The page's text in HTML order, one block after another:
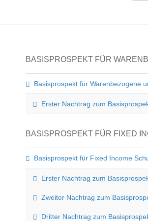
BASISPROSPEKT FÜR
Basisprospekt für Warenbezogene
Erster Nachtrag zum
BASISPROSPEKT FÜR FIXED
Basisprospekt für Fixed Income
Erster Nachtrag zum
Zweiter Nachtrag zum
Dritter Nachtrag zum